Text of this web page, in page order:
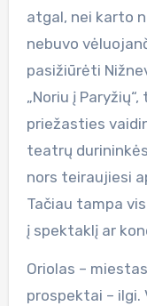
atgal, nei karto
nebuvo
pasižiūrėti
„Noriu į
priežasties
teatrų
nors teiraujiesi
Tačiau tampa
į spektaklį ar
Oriolas –
prospektai – ilgi.